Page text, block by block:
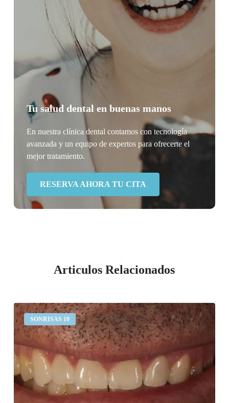
Tu salud dental en buenas manos
En nuestra clínica dental contamos con tecnología
avanzada y un equipo de expertos para ofrecerte el
mejor tratamiento.
RESERVA AHORA TU CITA
Articulos Relacionados
SONRISAS 10
Desgaste
dental